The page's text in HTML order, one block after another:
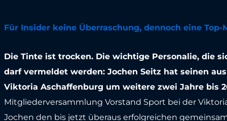
Für Insider keine Überraschung, dennoch eine
Die Tinte ist trocken. Die wichtige Personalie, die
darf vermeldet werden: Jochen Seitz hat seinen
Viktoria Aschaffenburg um weitere zwei Jahre bis
Mitgliederversammlung Vorstand Sport bei der
Jochen den bis jetzt überaus erfolgreichen